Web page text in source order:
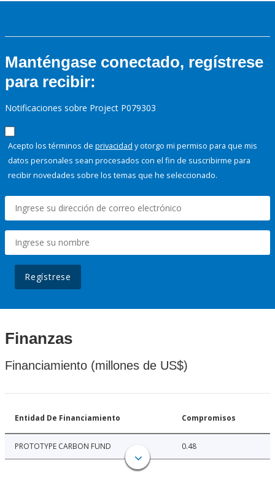
Manténgase conectado, regístrese
para recibir:
Notificaciones sobre Project P079303
Acepto los términos de privacidad y otorgo mi permiso para que mis
datos personales sean procesados con el fin de suscribirme para
recibir novedades sobre los temas que he seleccionado.
Regístrese
Finanzas
Financiamiento (millones de US$)
Entidad De Financiamiento Compromisos
PROTOTYPE CARBON FUND 0.48